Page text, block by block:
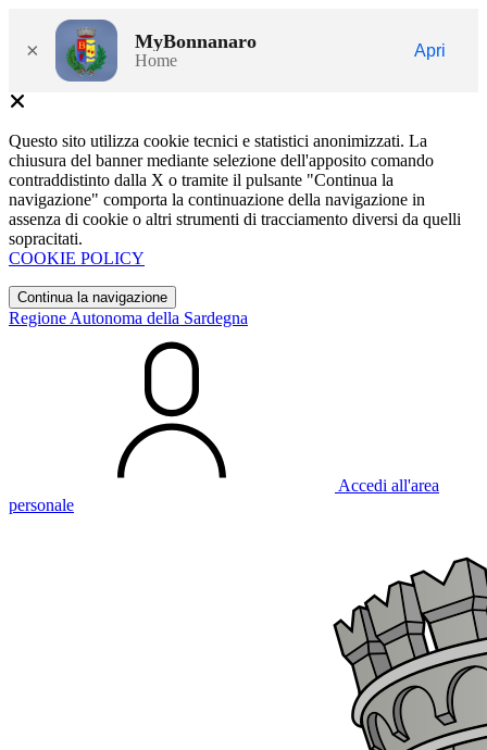
× MyBonnanaro
Home
Apri
Questo sito utilizza cookie tecnici e statistici anonimizzati. La
chiusura del banner mediante selezione dell'apposito comando
contraddistinto dalla X o tramite il pulsante "Continua la
navigazione" comporta la continuazione della navigazione in
assenza di cookie o altri strumenti di tracciamento diversi da quelli
sopracitati.
COOKIE POLICY
Continua la navigazione
Regione Autonoma della Sardegna
Accedi all'area
personale